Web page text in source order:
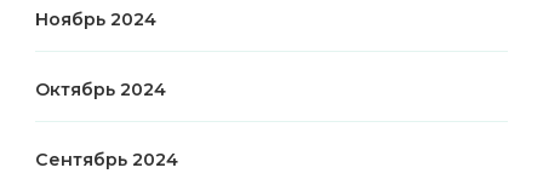
Ноябрь 2024
Октябрь 2024
Сентябрь 2024